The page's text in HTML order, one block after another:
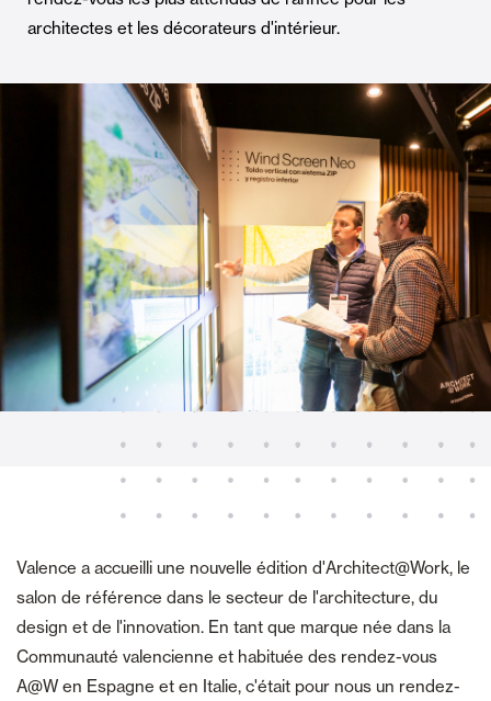
architectes et les décorateurs d'intérieur.
Valence a accueilli une nouvelle édition d'Architect@Work, le
salon de référence dans le secteur de l'architecture, du
design et de l'innovation. En tant que marque née dans la
Communauté valencienne et habituée des rendez-vous
A@W en Espagne et en Italie, c'était pour nous un rendez-